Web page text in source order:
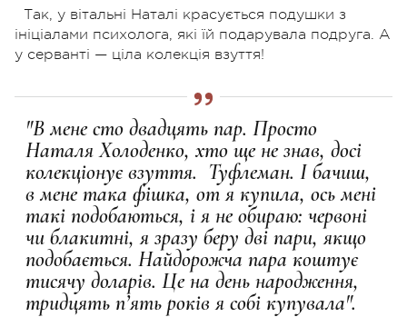
Так, у вітальні Наталі красується подушки з
ініціалами психолога, які їй подарувала подруга. А
у серванті — ціла колекція взуття!
"В мене сто двадцять пар. Просто
Наталя Холоденко, хто ще не знав, досі
колекціонує взуття. Туфлеман. І бачиш,
в мене така фішка, от я купила, ось мені
такі подобаються, і я не обираю: червоні
чи блакитні, я зразу беру дві пари, якщо
подобається. Найдорожча пара коштує
тисячу доларів. Це на день народження,
тридцять п’ять років я собі купувала".